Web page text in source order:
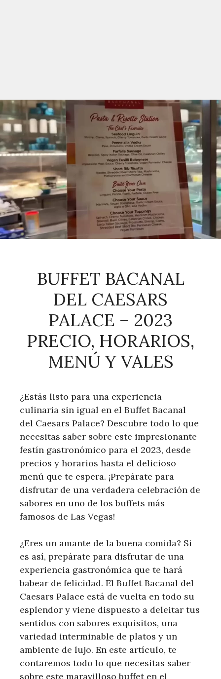
BUFFET BACANAL
DEL CAESARS
PALACE – 2023
PRECIO, HORARIOS,
MENÚ Y VALES
¿Estás listo para una experiencia
culinaria sin igual en el Buffet Bacanal
del Caesars Palace? Descubre todo lo que
necesitas saber sobre este impresionante
festín gastronómico para el 2023, desde
precios y horarios hasta el delicioso
menú que te espera. ¡Prepárate para
disfrutar de una verdadera celebración de
sabores en uno de los buffets más
famosos de Las Vegas!
¿Eres un amante de la buena comida? Si
es así, prepárate para disfrutar de una
experiencia gastronómica que te hará
babear de felicidad. El Buffet Bacanal del
Caesars Palace está de vuelta en todo su
esplendor y viene dispuesto a deleitar tus
sentidos con sabores exquisitos, una
variedad interminable de platos y un
ambiente de lujo. En este artículo, te
contaremos todo lo que necesitas saber
sobre este maravilloso buffet en el